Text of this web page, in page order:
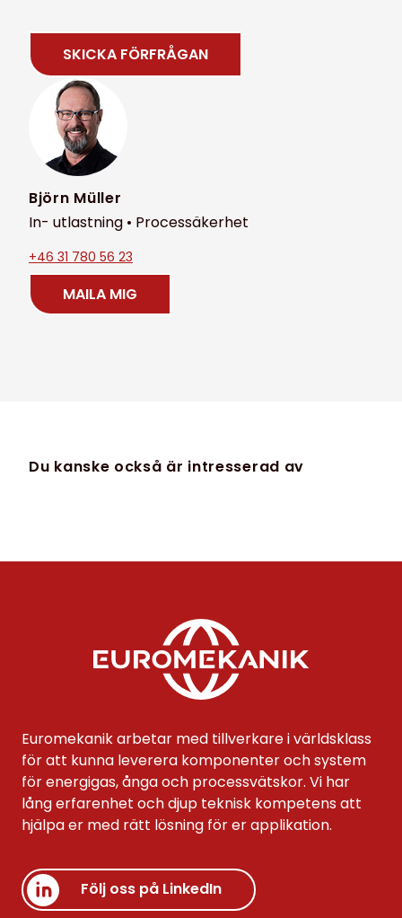
Björn Müller
In- utlastning • Processäkerhet
+46 31 780 56 23
MAILA MIG
Du kanske också är intresserad av
Euromekanik arbetar med tillverkare i världsklass
för att kunna leverera komponenter och system
för energigas, ånga och processvätskor. Vi har
lång erfarenhet och djup teknisk kompetens att
hjälpa er med rätt lösning för er applikation.
Följ oss på LinkedIn